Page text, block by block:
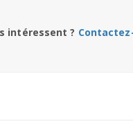
intéressent ?